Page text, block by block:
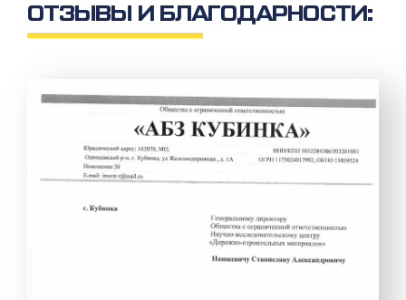
ОТЗЫВЫ И БЛАГОДАРНОСТИ: